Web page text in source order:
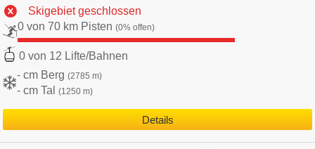
Skigebiet geschlossen
0 von 70 km Pisten (0% offen)
0 von 12 Lifte/Bahnen
- cm Berg (2785 m)
- cm Tal (1250 m)
Details